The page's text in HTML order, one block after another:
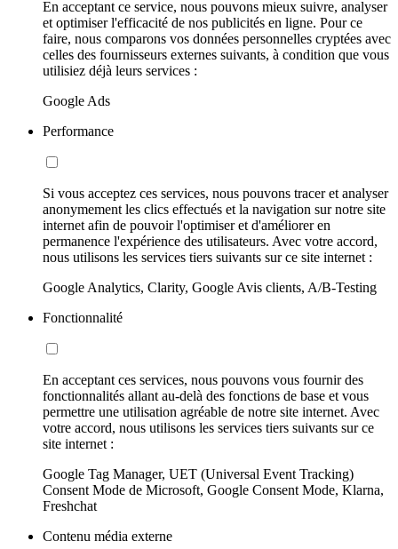
En acceptant ce service, nous pouvons mieux suivre, analyser
et optimiser l'efficacité de nos publicités en ligne. Pour ce
faire, nous comparons vos données personnelles cryptées avec
celles des fournisseurs externes suivants, à condition que vous
utilisiez déjà leurs services :
Google Ads
Performance
Si vous acceptez ces services, nous pouvons tracer et analyser
anonymement les clics effectués et la navigation sur notre site
internet afin de pouvoir l'optimiser et d'améliorer en
permanence l'expérience des utilisateurs. Avec votre accord,
nous utilisons les services tiers suivants sur ce site internet :
Google Analytics, Clarity, Google Avis clients, A/B-Testing
Fonctionnalité
En acceptant ces services, nous pouvons vous fournir des
fonctionnalités allant au-delà des fonctions de base et vous
permettre une utilisation agréable de notre site internet. Avec
votre accord, nous utilisons les services tiers suivants sur ce
site internet :
Google Tag Manager, UET (Universal Event Tracking)
Consent Mode de Microsoft, Google Consent Mode, Klarna,
Freshchat
Contenu média externe